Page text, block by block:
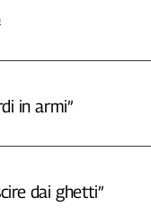
in armi”
dai ghetti”